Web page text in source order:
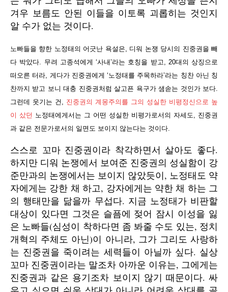
겨우 보름도 안된 이들을 이토록 괴롭히는 것인지
알 수가 없는 것이다.
노빠들을 향한 노정태의 어긋난 욕설은, 디워 논쟁 당시의 진중권을 빼
다 박았다. 무려 고종석에게 ‘사내’라는 호칭을 받고, 20대의 상징으로
떠오른 터라, 게다가 진중권에게 ‘노정태를 주목하라’라는 칭찬 아닌 칭
찬까지 받고 보니 대충 진중권처럼 살고픈 욕구가 샘솓는 것인가 보다.
그런데 웃기는 건,
진중권의 계몽주의를 그의 성실한 비평정신으로 높
이 샀던 노정태에게서는 그 어떤 성실한 비평가로서의 자세도, 진중권
과 같은 전문가로서의 일면도 보이지 않는다는 것이다.
스스로 꼬마 진중권이라 착각하면서 살아도 좋다.
하지만 디워 논쟁에서 보여준 진중권의 성실함이 강
준만과의 논쟁에서는 보이지 않았듯이, 노정태도 약
자에게는 강한 채 하고, 강자에게는 약한 채 하는 그
의 행태만을 닮을까 무섭다. 지금 노정태가 비판할
대상이 있다면 그것은 슬픔에 젖어 잠시 이성을 잃
은 노빠들(심성이 착하다면 좀 봐줄 수도 있는, 정치
개혁의 주체도 아닌)이 아니라, 그가 그리도 사랑하
는 진중권을 죽이려는 세력들이 아닐까 싶다. 실상
꼬마 진중권이라는 말조차 아까운 이유는, 그에게는
진중권과 같은 용기조차 보이지 않기 때문이다. 싸